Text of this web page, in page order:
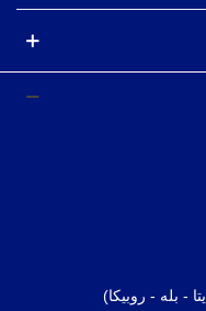
- بله - روبیکا)